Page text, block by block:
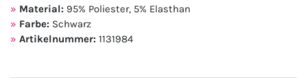
Material: 95% Poliester, 5% Elasthan
Farbe: Schwarz
Artikelnummer: 1131984